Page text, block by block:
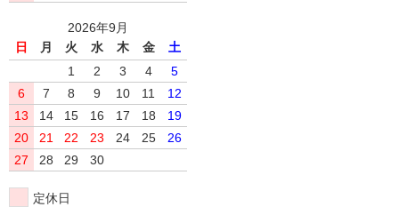
2026年9月
日
月 火 水 木 金
土
1
2 3 4
5
6
7 8 9 10 11
12
13
14 15 16 17 18
19
20
21 22 23 24 25
26
27
28 29 30
定休日